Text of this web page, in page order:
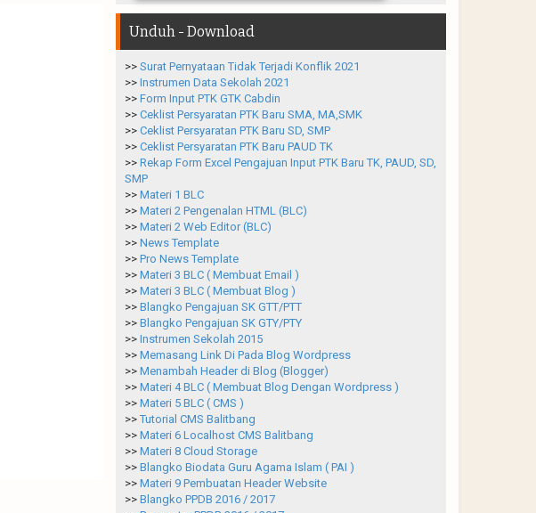
Unduh - Download
>> Surat Pernyataan Tidak Terjadi Konflik 2021
>> Instrumen Data Sekolah 2021
>> Form Input PTK GTK Cabdin
>> Ceklist Persyaratan PTK Baru SMA, MA,SMK
>> Ceklist Persyaratan PTK Baru SD, SMP
>> Ceklist Persyaratan PTK Baru PAUD TK
>> Rekap Form Excel Pengajuan Input PTK Baru TK, PAUD, SD,
SMP
>> Materi 1 BLC
>> Materi 2 Pengenalan HTML (BLC)
>> Materi 2 Web Editor (BLC)
>> News Template
>> Pro News Template
>> Materi 3 BLC ( Membuat Email )
>> Materi 3 BLC ( Membuat Blog )
>> Blangko Pengajuan SK GTT/PTT
>> Blangko Pengajuan SK GTY/PTY
>> Instrumen Sekolah 2015
>> Memasang Link Di Pada Blog Wordpress
>> Menambah Header di Blog (Blogger)
>> Materi 4 BLC ( Membuat Blog Dengan Wordpress )
>> Materi 5 BLC ( CMS )
>> Tutorial CMS Balitbang
>> Materi 6 Localhost CMS Balitbang
>> Materi 8 Cloud Storage
>> Blangko Biodata Guru Agama Islam ( PAI )
>> Materi 9 Pembuatan Header Website
>> Blangko PPDB 2016 / 2017